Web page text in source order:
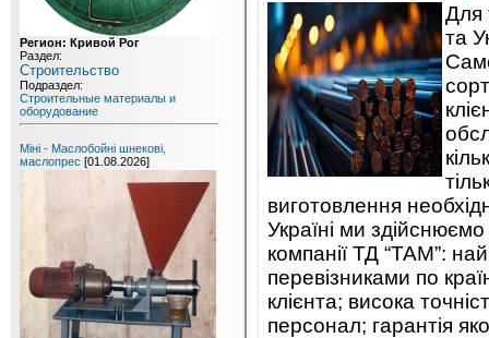
Регион: Кривой Рог
Раздел:
Строительство
Подраздел:
Строительные материалы и
оборудование
Міні - Маслобойні шнекові,
маслопрес [01.08.2026]
Для
та
виготовлення
Україні ми
компанії ТД “ТАМ”:
перевізниками по
клієнта; висока
персонал; гарантія